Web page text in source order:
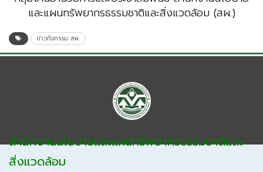
และแผนทรัพยากรธรรมชาติและสิ่งแวดล้อม (สผ.)
ข่าวกิจกรรม สผ.
สำนักงานนโยบายและแผนทรัพยากรธรรมชาติและ
สิ่งแวดล้อม